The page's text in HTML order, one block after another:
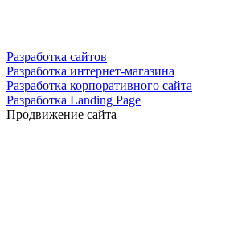
Разработка сайтов
Разработка интернет-магазина
Разработка корпоративного сайта
Разработка Landing Page
Продвижение сайта